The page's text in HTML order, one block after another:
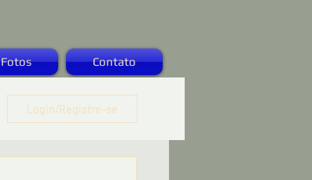
Fotos Contato
Login/Registre-se